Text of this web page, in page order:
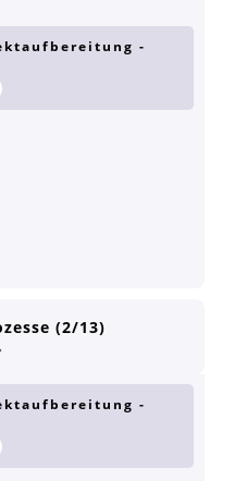
-
(2/13)
-